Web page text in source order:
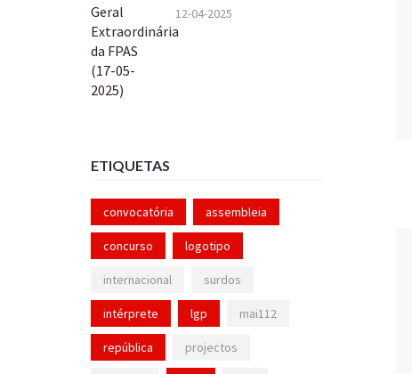
12-04-2025
ETIQUETAS
convocatória assembleia
concurso logotipo
internacional surdos
intérprete lgp mai112
república projectos